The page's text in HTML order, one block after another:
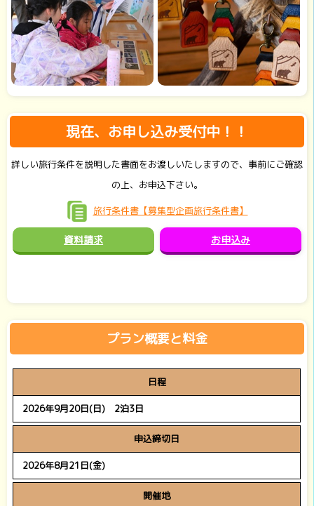
現在、お申し込み受付中！！
詳しい旅行条件を説明した書面をお渡しいたしますので、事前にご確認
の上、お申込下さい。
旅行条件書【募集型企画旅行条件書】
資料請求 お申込み
プラン概要と料金
日程
2026年9月20日(日) 2泊3日
申込締切日
2026年8月21日(金)
開催地